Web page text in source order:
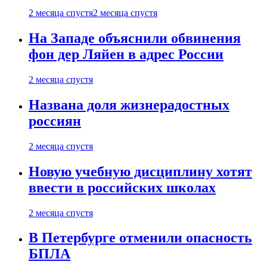
2 месяца спустя2 месяца спустя
На Западе объяснили обвинения
фон дер Ляйен в адрес России
2 месяца спустя
Названа доля жизнерадостных
россиян
2 месяца спустя
Новую учебную дисциплину хотят
ввести в российских школах
2 месяца спустя
В Петербурге отменили опасность
БПЛА